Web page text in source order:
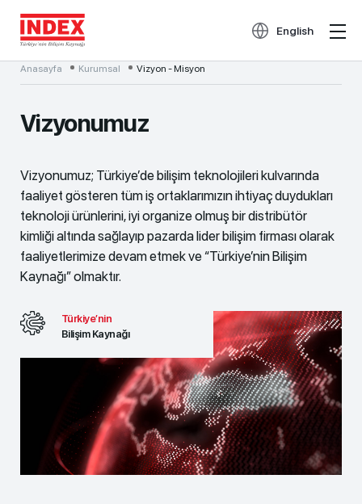
English
Anasayfa Kurumsal Vizyon - Misyon
Vizyonumuz
Vizyonumuz; Türkiye’de bilişim teknolojileri kulvarında
faaliyet gösteren tüm iş ortaklarımızın ihtiyaç duydukları
teknoloji ürünlerini, iyi organize olmuş bir distribütör
kimliği altında sağlayıp pazarda lider bilişim firması olarak
faaliyetlerimize devam etmek ve “Türkiye’nin Bilişim
Kaynağı” olmaktır.
Türkiye’nin
Bilişim Kaynağı